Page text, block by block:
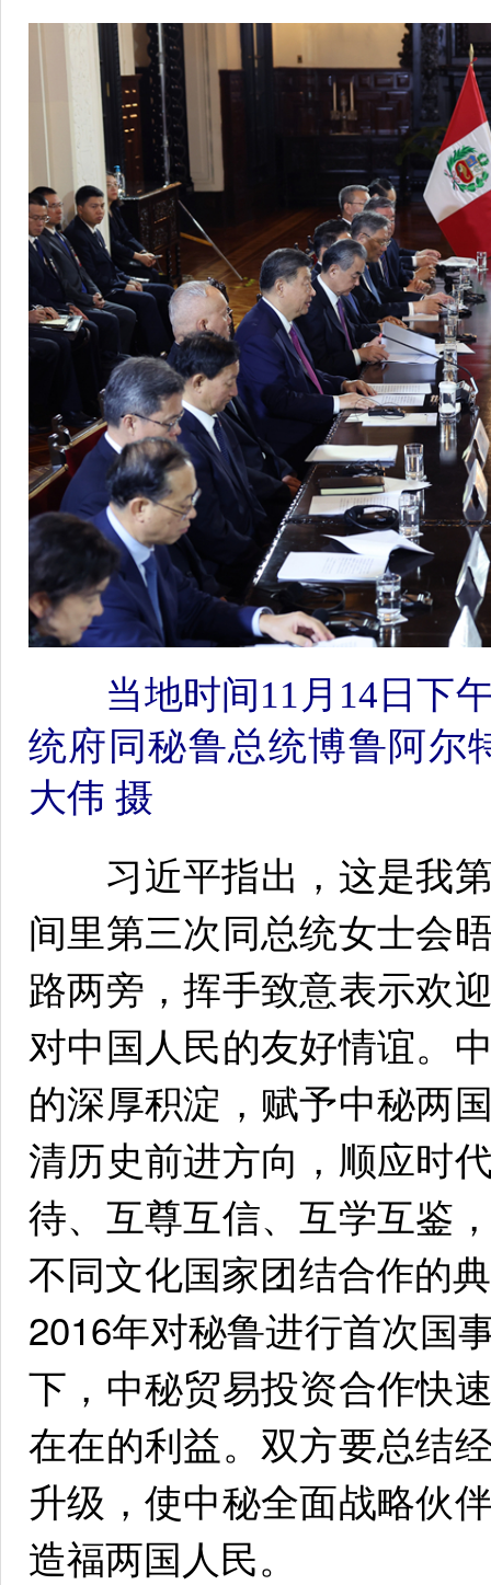
当地时间11月14日下午
统府同秘鲁总统博鲁阿尔
大伟 摄
习近平指出，这是我第
间里第三次同总统女士会
路两旁，挥手致意表示欢
对中国人民的友好情谊。
的深厚积淀，赋予中秘两
清历史前进方向，顺应时
待、互尊互信、互学互鉴
不同文化国家团结合作的
2016年对秘鲁进行首次国
下，中秘贸易投资合作快
在在的利益。双方要总结
升级，使中秘全面战略伙
造福两国人民。